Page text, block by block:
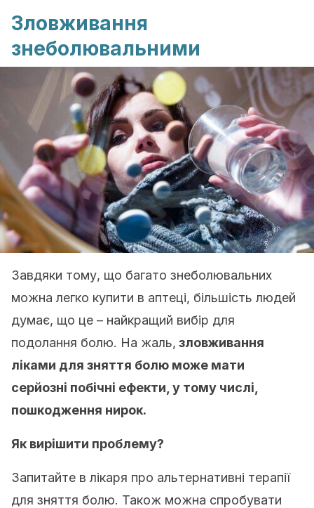
Зловживання
знеболювальними
Завдяки тому, що багато знеболювальних
можна легко купити в аптеці, більшість людей
думає, що це – найкращий вибір для
подолання болю. На жаль, зловживання
ліками для зняття болю може мати
серйозні побічні ефекти, у тому числі,
пошкодження нирок.
Як вирішити проблему?
Запитайте в лікаря про альтернативні терапії
для зняття болю. Також можна спробувати